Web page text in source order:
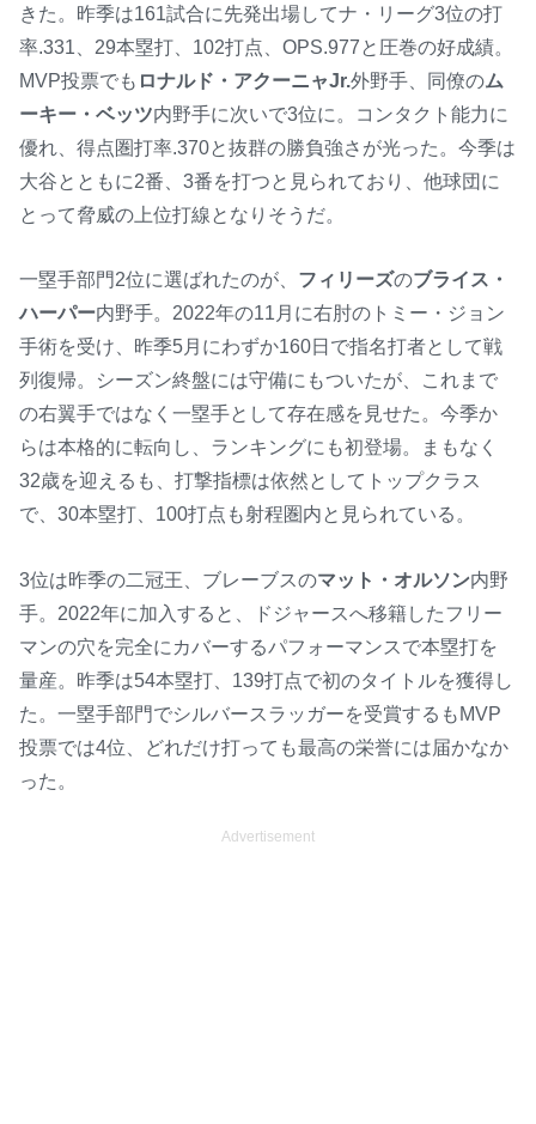
きた。昨季は161試合に先発出場してナ・リーグ3位の打
率.331、29本塁打、102打点、OPS.977と圧巻の好成績。
MVP投票でも ロナルド・アクーニャJr.外野手、同僚のム
ーキー・ベッツ内野手に次いで3位に。コンタクト能力に
優れ、得点圏打率.370と抜群の勝負強さが光った。今季は
大谷とともに2番、3番を打つと見られており、他球団に
とって脅威の上位打線となりそうだ。
一塁手部門2位に選ばれたのが、 フィリーズのブライス・
ハーパー内野手。2022年の11月に右肘のトミー・ジョン
手術を受け、昨季5月にわずか160日で指名打者として戦
列復帰。シーズン終盤には守備にもついたが、これまで
の右翼手ではなく一塁手として存在感を見せた。今季か
らは本格的に転向し、ランキングにも初登場。まもなく
32歳を迎えるも、打撃指標は依然としてトップクラス
で、30本塁打、100打点も射程圏内と見られている。
3位は昨季の二冠王、ブレーブスのマット・オルソン内野
手。2022年に加入すると、ドジャースへ移籍したフリー
マンの穴を完全にカバーするパフォーマンスで本塁打を
量産。昨季は54本塁打、139打点で初のタイトルを獲得し
た。一塁手部門でシルバースラッガーを受賞するもMVP
投票では4位、どれだけ打っても最高の栄誉には届かなか
った。
Advertisement